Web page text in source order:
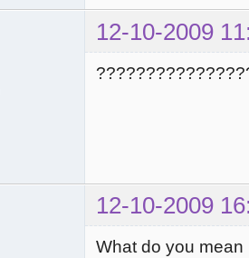
12-10-2009
12-10-2009
What do you